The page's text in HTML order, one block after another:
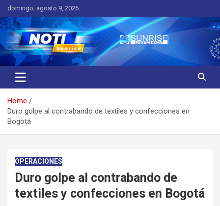
Skip
to
content
domingo, agosto 9, 2026
Noticias Sunrise
Noticias de Interés
Home
Duro golpe al contrabando de textiles y confecciones en
Bogotá
OPERACIONES
Duro golpe al contrabando de
textiles y confecciones en Bogotá